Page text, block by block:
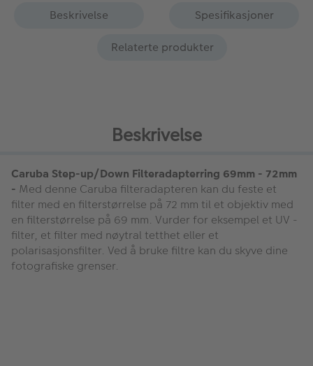
Beskrivelse
Spesifikasjoner
Relaterte produkter
Beskrivelse
Caruba Step-up/Down Filteradapterring 69mm - 72mm
- Med denne Caruba filteradapteren kan du feste et
filter med en filterstørrelse på 72 mm til et objektiv med
en filterstørrelse på 69 mm. Vurder for eksempel et UV -
filter, et filter med nøytral tetthet eller et
polarisasjonsfilter. Ved å bruke filtre kan du skyve dine
fotografiske grenser.